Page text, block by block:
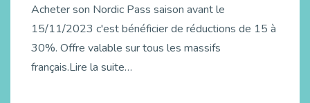
Acheter son Nordic Pass saison avant le
15/11/2023 c'est bénéficier de réductions de 15 à
30%. Offre valable sur tous les massifs
français.Lire la suite…